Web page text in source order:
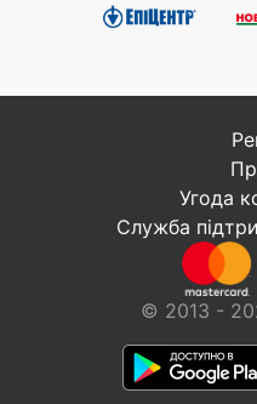
Угода
Служба
© 2013 -